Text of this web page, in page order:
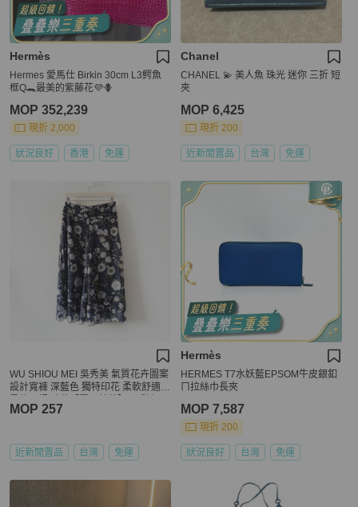
Hermès
Hermes 愛馬仕 Birkin 30cm L3鰐魚
框Q🐊最美的紫藤花💜🪻
MOP 352,239
現折 2,000
狀況良好 香港 免運
Chanel
CHANEL 💫 美人魚 珠光 迷你 三折 短
夾
MOP 6,425
現折 200
近新閒置品 台灣 免運
WU SHIOU MEI 吳秀美 氣質花卉圖案
設計寬褲 深藍色 獨特印花 柔軟舒適
MOP 257
近新閒置品 台灣 免運
Hermès
HERMES T7水妖藍EPSOM牛皮銀釦
ㄇ拉絲巾長夾
MOP 7,587
現折 200
狀況良好 台灣 免運